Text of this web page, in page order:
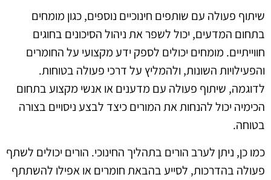
שיתוף פעולה עם שותפים חינוכיים נוספים, כגון מומחים
בתחום המדעים, יכול לשפר את ניהול הסיכונים בחוגים
חווייתיים. מומחים יכולים לספק ידע מקצועי על החומרים
והפעילויות השונות, ולהמליץ על דרכי פעולה בטוחות.
לדוגמה, שיתוף פעולה עם מדענים או אנשי מקצוע בתחום
הכימיה יכול להנחות את המורים כיצד לבצע ניסויים בצורה
בטוחה.
כמו כן, ניתן לערב הורים בתהליך החינוכי. הורים יכולים לשתף
פעולה בהדרכות, לסייע בהבאת חומרים או אפילו להשתתף